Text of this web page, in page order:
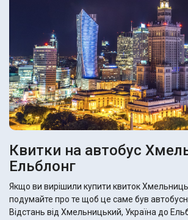
Квитки на автобус
Ельблонг
Якщо ви вирішили купити квиток
подумайте про те щоб це саме був
Відстань від Хмельницький, Україна до